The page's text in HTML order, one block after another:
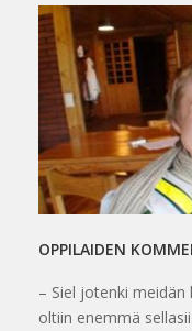
OPPILAIDEN
– Siel jotenki
oltiin enemmä